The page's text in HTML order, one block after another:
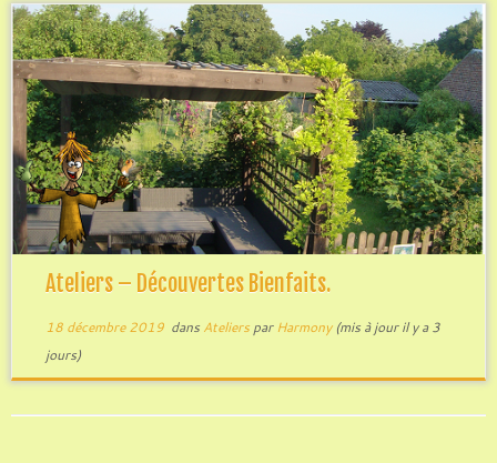
Ateliers – Découvertes Bienfaits.
18 décembre 2019dans Ateliers parHarmony(mis à jour il y a 3
jours)